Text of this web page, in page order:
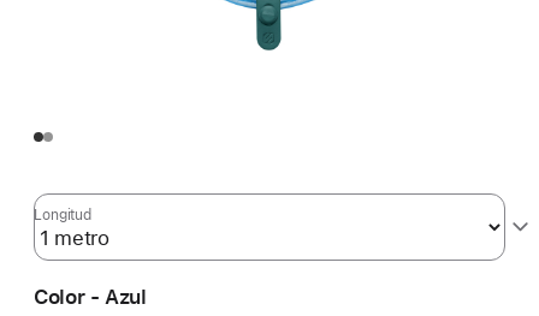
Longitud
Color - Azul